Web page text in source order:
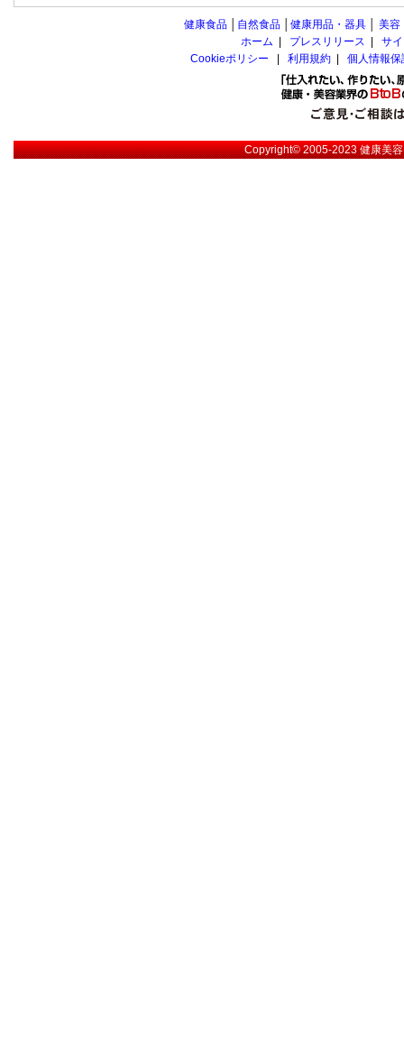
健康食品 自然食品 健康用品・器具 美容
ホーム
プレスリリース
サ
Cookieポリシー
利用規約 個人情報
Copyright© 2005-2023健康美